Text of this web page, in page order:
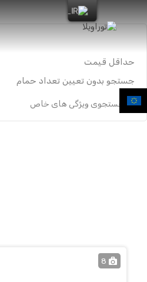
جستجوی ویژگی های خاص
8